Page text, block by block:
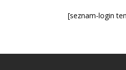
[seznam-login